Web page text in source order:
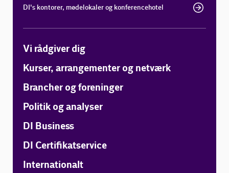
DI's kontorer, mødelokaler og konferencehotel
Vi rådgiver dig
Kurser, arrangementer og netværk
Brancher og foreninger
Politik og analyser
DI Business
DI Certifikatservice
Internationalt